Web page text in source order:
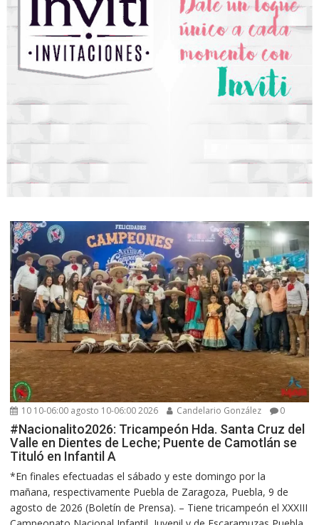
10 10-06:00 agosto 10-06:00 2026 Candelario González 0
#Nacionalito2026: Tricampeón Hda. Santa Cruz del
Valle en Dientes de Leche; Puente de Camotlán se
Tituló en Infantil A
*En finales efectuadas el sábado y este domingo por la
mañana, respectivamente Puebla de Zaragoza, Puebla, 9 de
agosto de 2026 (Boletín de Prensa). – Tiene tricampeón el XXXIII